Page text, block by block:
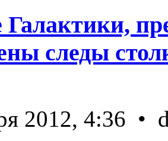
Галактики,
следы
2012, 4:36 •